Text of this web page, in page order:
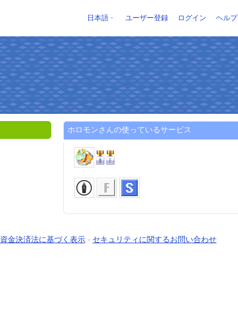
日本語 ユーザー登録 ログイン ヘルプ
ホロモンさんの使っているサービス
資金決済法に基づく表示 - セキュリティに関するお問い合わせ